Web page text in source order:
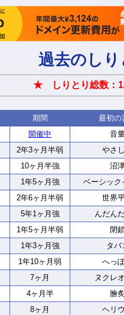
過去のしり
★ しりとり総数
期間 最初の
開催中 音
2年3ヶ月半弱 やさ
10ヶ月半強 沼
1年5ヶ月強 ベーシック
2年6ヶ月半弱 世界
5年1ヶ月強 んだん
1年5ヶ月半弱 閉
1年3ヶ月強 タバ
1年10ヶ月弱 へっ
7ヶ月 ヌクレ
4ヶ月半 膾
8ヶ月 ヘリ